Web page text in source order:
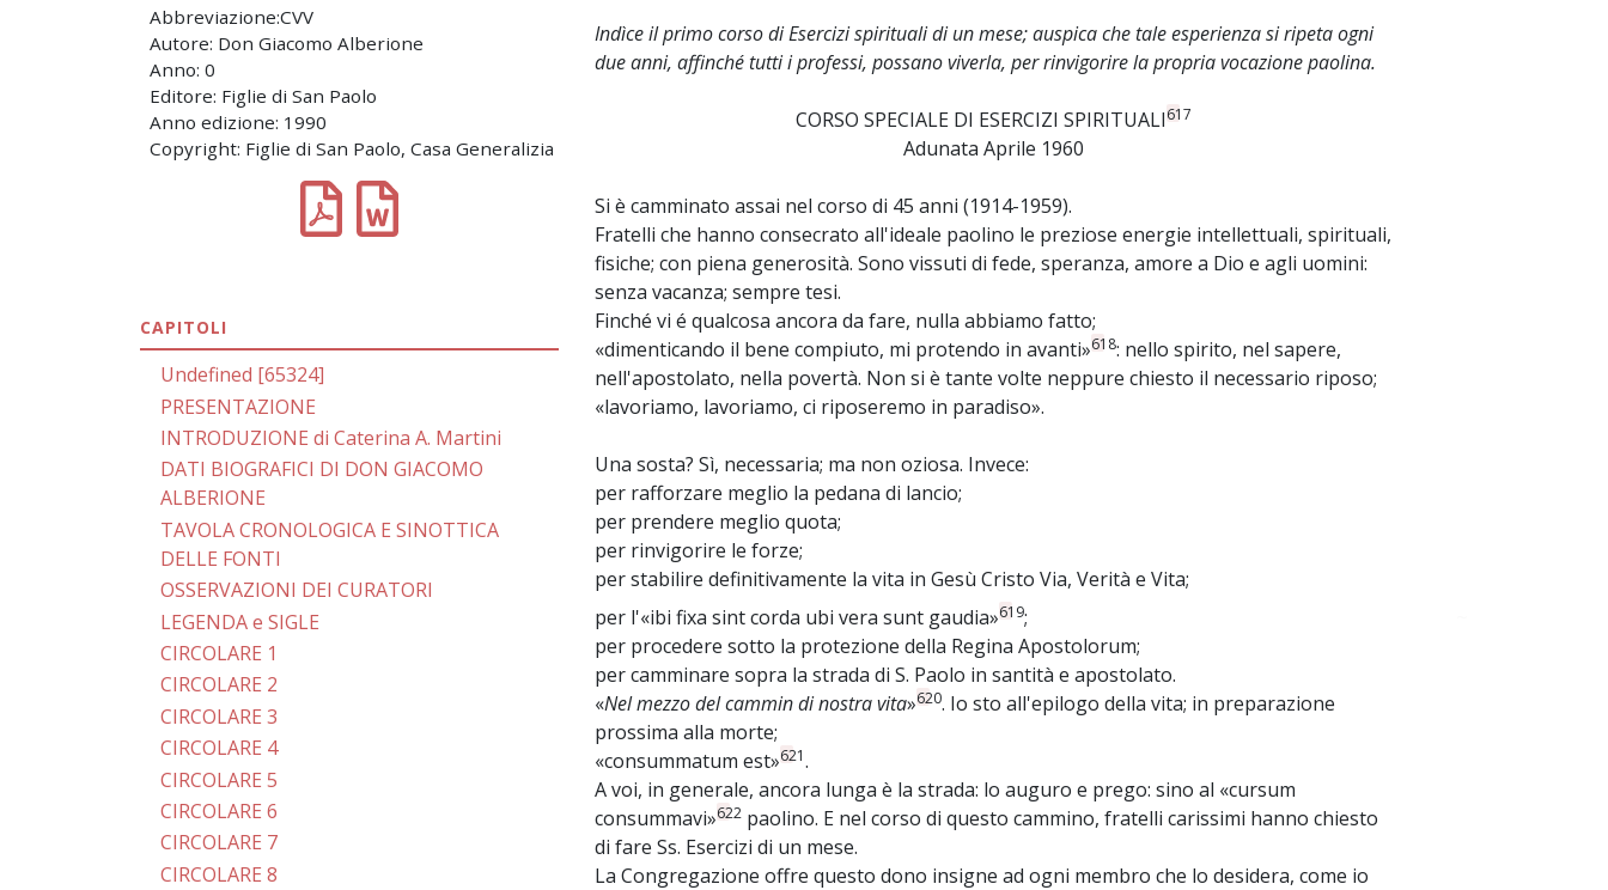
Abbreviazione:CVV
Autore: Don Giacomo Alberione
Anno: 0
Editore: Figlie di San Paolo
Anno edizione: 1990
Copyright: Figlie di San Paolo, Casa Generalizia
CAPITOLI
Undefined [65324]
PRESENTAZIONE
INTRODUZIONE di Caterina A. Martini
DATI BIOGRAFICI DI DON GIACOMO
ALBERIONE
TAVOLA CRONOLOGICA E SINOTTICA
DELLE FONTI
OSSERVAZIONI DEI CURATORI
LEGENDA e SIGLE
CIRCOLARE 1
CIRCOLARE 2
CIRCOLARE 3
CIRCOLARE 4
CIRCOLARE 5
CIRCOLARE 6
CIRCOLARE 7
CIRCOLARE 8
Indìce il primo corso di Esercizi spirituali di un mese; auspica che tale esperienza si ripeta ogni
due anni, affinché tutti i professi, possano viverla, per rinvigorire la propria vocazione paolina.
CORSO SPECIALE DI ESERCIZI SPIRITUALI617
Adunata Aprile 1960
Si è camminato assai nel corso di 45 anni (1914-1959).
Fratelli che hanno consecrato all'ideale paolino le preziose energie intellettuali, spirituali,
fisiche; con piena generosità. Sono vissuti di fede, speranza, amore a Dio e agli uomini:
senza vacanza; sempre tesi.
Finché vi é qualcosa ancora da fare, nulla abbiamo fatto;
«dimenticando il bene compiuto, mi protendo in avanti»618: nello spirito, nel sapere,
nell'apostolato, nella povertà. Non si è tante volte neppure chiesto il necessario riposo;
«lavoriamo, lavoriamo, ci riposeremo in paradiso».
Una sosta? Sì, necessaria; ma non oziosa. Invece:
per rafforzare meglio la pedana di lancio;
per prendere meglio quota;
per rinvigorire le forze;
per stabilire definitivamente la vita in Gesù Cristo Via, Verità e Vita;
per l'«ibi fixa sint corda ubi vera sunt gaudia»619;
per procedere sotto la protezione della Regina Apostolorum;
per camminare sopra la strada di S. Paolo in santità e apostolato.
«Nel mezzo del cammin di nostra vita»620. Io sto all'epilogo della vita; in preparazione
prossima alla morte;
«consummatum est»621.
A voi, in generale, ancora lunga è la strada: lo auguro e prego: sino al «cursum
consummavi»622paolino. E nel corso di questo cammino, fratelli carissimi hanno chiesto
di fare Ss. Esercizi di un mese.
La Congregazione offre questo dono insigne ad ogni membro che lo desidera, come io